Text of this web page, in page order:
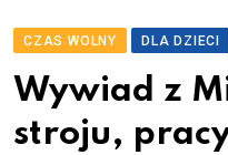
CZAS WOLNY DLA DZIECI
Wywiad z
stroju,